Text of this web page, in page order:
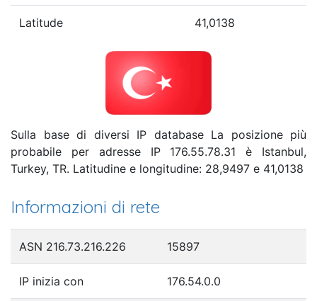
Latitude 41,0138
Sulla base di diversi IP database La posizione più
probabile per adresse IP 176.55.78.31 è Istanbul,
Turkey, TR. Latitudine e longitudine: 28,9497 e 41,0138
Informazioni di rete
ASN 216.73.216.226 15897
IP inizia con 176.54.0.0